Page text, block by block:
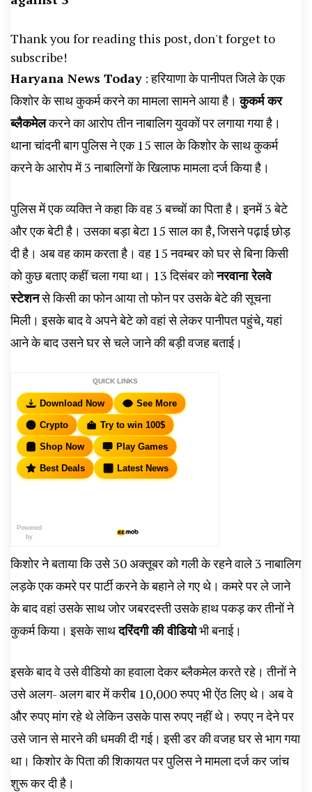
News, AHN News, Abtak Haryana News,
Thank you for reading this post, don't forget to
subscribe!
Haryana News Today : हरियाणा के पानीपत जिले के एक
किशोर के साथ कुकर्म करने का मामला सामने आया है।कुकर्म कर
ब्लैकमेलकरने का आरोप तीन नाबालिग युवकों पर लगाया गया है।
थाना चांदनी बाग पुलिस ने एक 15 साल के किशोर के साथ कुकर्म
करने के आरोप में 3 नाबालिगों के खिलाफ मामला दर्ज किया है।
पुलिस में एक व्यक्ति ने कहा कि वह 3 बच्चों का पिता है। इनमें 3 बेटे
और एक बेटी है। उसका बड़ा बेटा 15 साल का है, जिसने पढ़ाई छोड़
दी है। अब वह काम करता है। वह 15 नवम्बर को घर से बिना किसी
को कुछ बताए कहीं चला गया था। 13 दिसंबर कोनरवाना रेलवे
स्टेशनसे किसी का फोन आया तो फोन पर उसके बेटे की सूचना
मिली। इसके बाद वे अपने बेटे को वहां से लेकर पानीपत पहुंचे, यहां
आने के बाद उसने घर से चले जाने की बड़ी वजह बताई।
QUICK LINKS
Download Now See More
Crypto Try to win 100$
Shop Now Play Games
Best Deals Latest News
Powered
by
किशोर ने बताया कि उसे 30 अक्तूबर को गली के रहने वाले 3 नाबालिग
लड़के एक कमरे पर पार्टी करने के बहाने ले गए थे। कमरे पर ले जाने
के बाद वहां उसके साथ जोर जबरदस्ती उसके हाथ पकड़ कर तीनों ने
कुकर्म किया। इसके साथदरिंदगी की वीडियोभी बनाई।
इसके बाद वे उसे वीडियो का हवाला देकर ब्लैकमेल करते रहे। तीनों ने
उसे अलग- अलग बार में करीब 10,000 रुपए भी ऐंठ लिए थे। अब वे
और रुपए मांग रहे थे लेकिन उसके पास रुपए नहीं थे। रुपए न देने पर
उसे जान से मारने की धमकी दी गई। इसी डर की वजह घर से भाग गया
था। किशोर के पिता की शिकायत पर पुलिस ने मामला दर्ज कर जांच
शुरू कर दी है।